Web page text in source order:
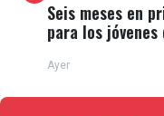
Seis meses en
para los
Ayer